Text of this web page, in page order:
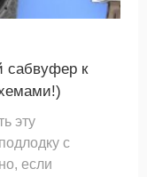
сабвуфер к
эту
с
если